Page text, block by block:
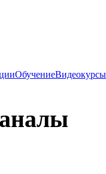
ОбучениеВидеокурсы